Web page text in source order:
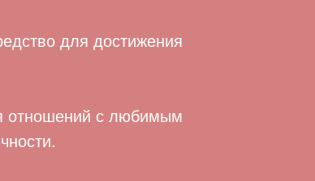
для достижения
отношений с любимым